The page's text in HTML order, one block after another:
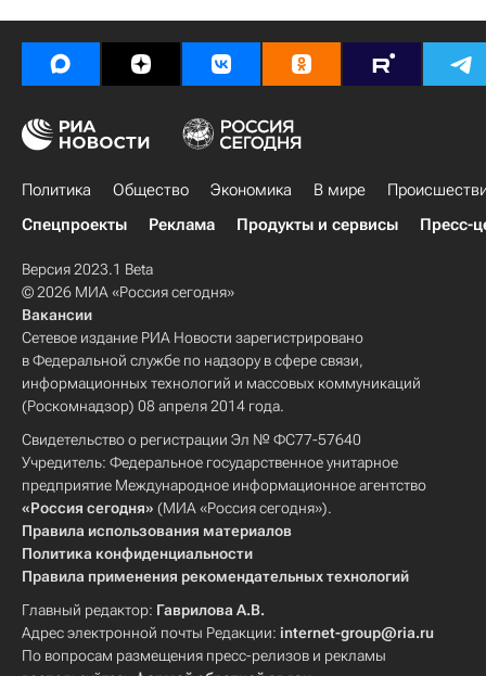
Политика Общество Экономика В мире
Спецпроекты
Реклама Продукты и сервисы Пресс-
Версия 2023.1 Beta
© 2026 МИА «Россия сегодня»
Вакансии
Сетевое издание РИА Новости зарегистрировано
в Федеральной службе по надзору в сфере связи,
информационных технологий и массовых коммуникаций
(Роскомнадзор) 08 апреля 2014 года.
Свидетельство о регистрации Эл № ФС77-57640
Учредитель: Федеральное государственное унитарное
предприятие Международное информационное агентство
«Россия сегодня» (МИА «Россия сегодня»).
Правила использования материалов
Политика конфиденциальности
Правила применения рекомендательных технологий
Главный редактор: Гаврилова А.В.
Адрес электронной почты Редакции: internet-group@ria.ru
По вопросам размещения пресс-релизов и рекламы